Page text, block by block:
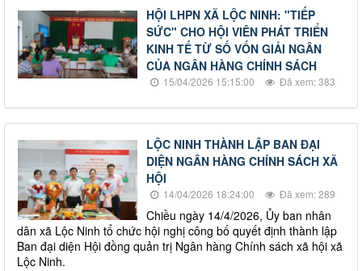
HỘI LHPN XÃ LỘC NINH: "TIẾP
SỨC" CHO HỘI VIÊN PHÁT TRIỂN
KINH TẾ TỪ SỐ VỐN GIẢI NGÂN
CỦA NGÂN HÀNG CHÍNH SÁCH
15/04/2026 15:15:00 Đã xem: 383
LỘC NINH THÀNH LẬP BAN ĐẠI
DIỆN NGÂN HÀNG CHÍNH SÁCH XÃ
HỘI
14/04/2026 18:24:00 Đã xem: 289
Chiều ngày 14/4/2026, Ủy ban nhân
dân xã Lộc Ninh tổ chức hội nghị công bố quyết định thành lập
Ban đại diện Hội đồng quản trị Ngân hàng Chính sách xã hội xã
Lộc Ninh.